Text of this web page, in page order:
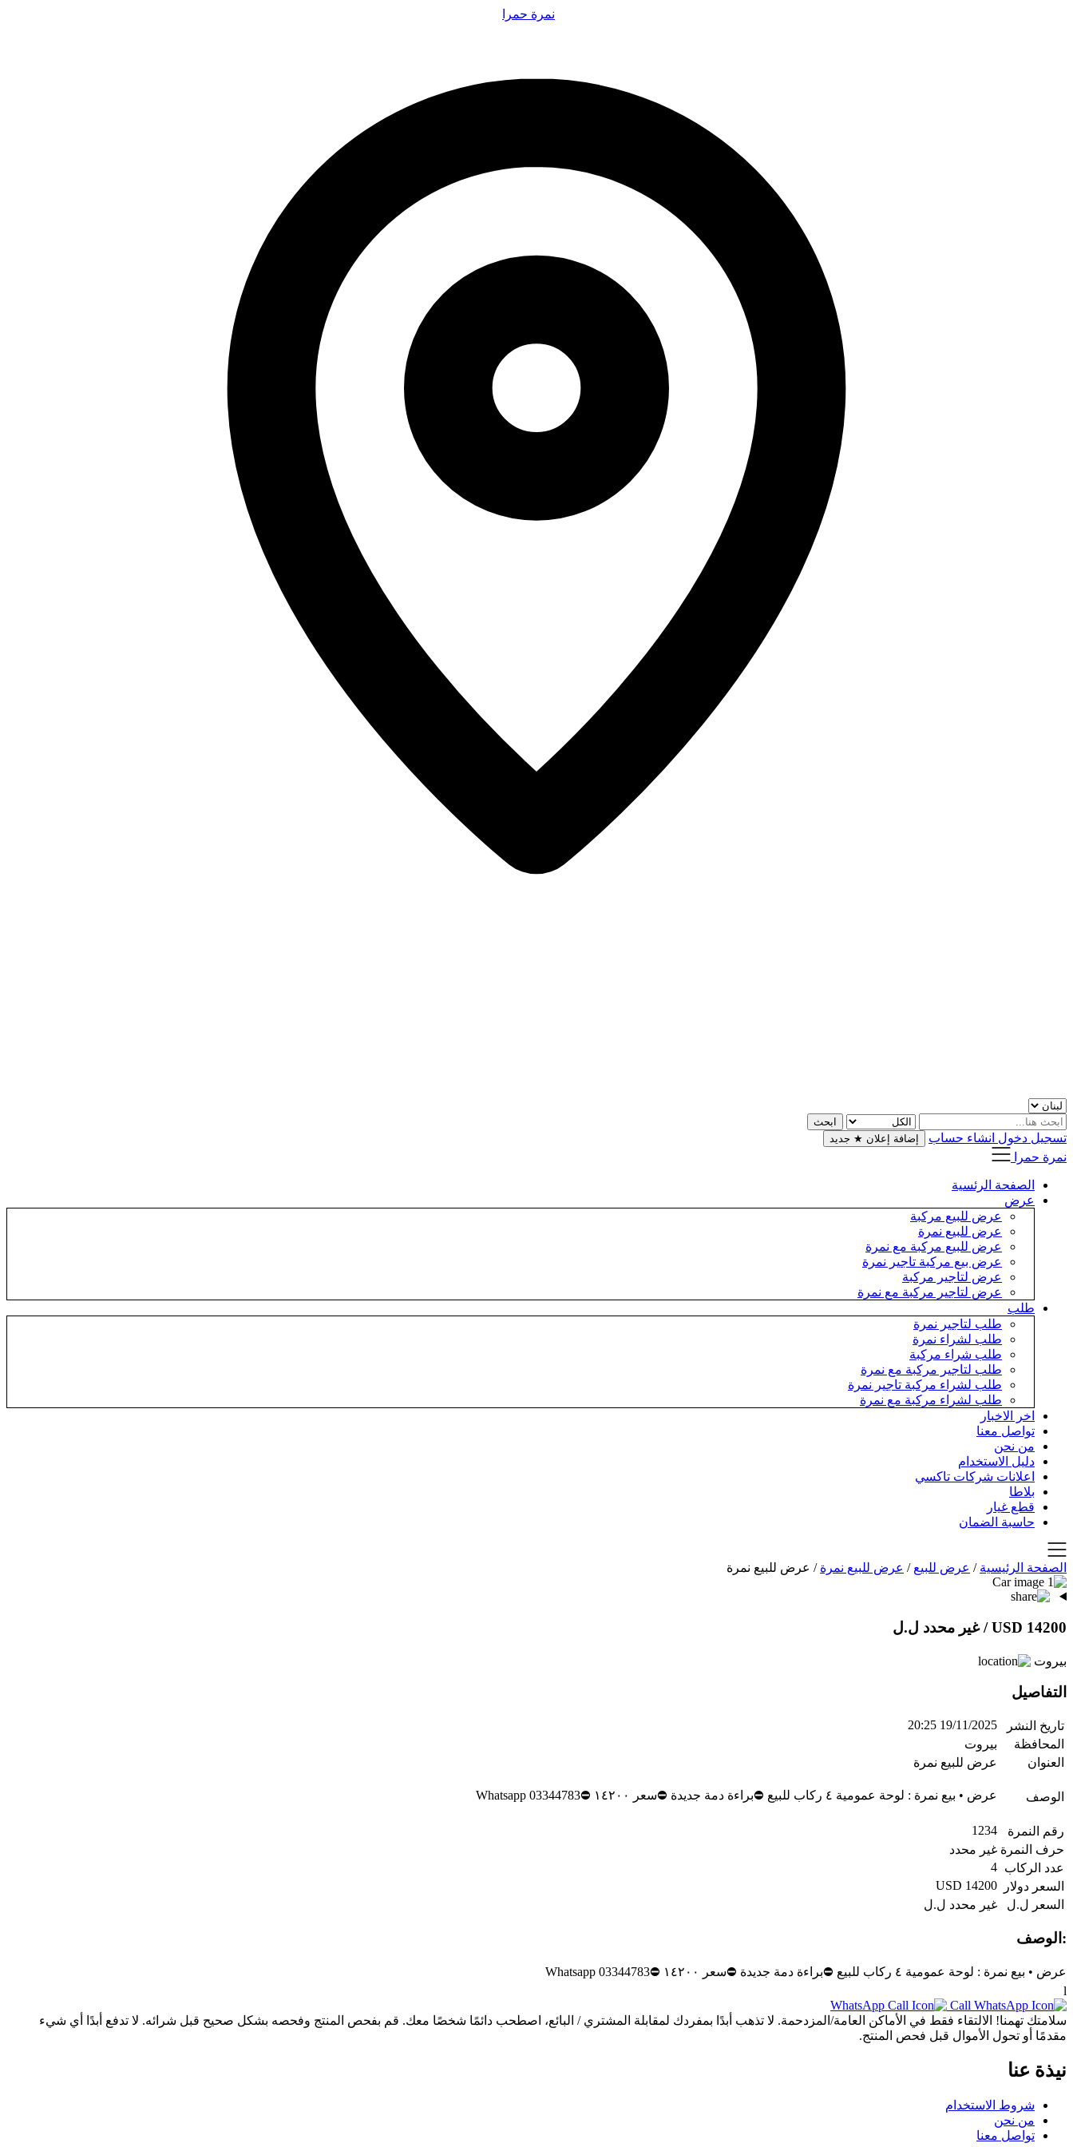
نمرة حمرا
تسجيل دخول انشاء حساب إضافة إعلان ★ جديد
نمرة حمرا
الصفحة الرئسية
عرض
عرض للبيع مركبة
عرض للبيع نمرة
عرض للبيع مركبة مع نمرة
عرض بيع مركبة تاجير نمرة
عرض لتاجير مركبة
عرض لتاجير مركبة مع نمرة
طلب
طلب لتاجير نمرة
طلب لشراء نمرة
طلب شراء مركبة
طلب لتاجير مركبة مع نمرة
طلب لشراء مركبة تاجير نمرة
طلب لشراء مركبة مع نمرة
اخر الاخبار
تواصل معنا
من نحن
دليل الاستخدام
اعلانات شركات تاكسي
بلاطا
قطع غيار
حاسبة الضمان
الصفحة الرئيسية / عرض للبيع / عرض للبيع نمرة / عرض للبيع نمرة
14200 USD / غير محدد ل.ل
بيروت
التفاصيل
تاريخ النشر
19/11/2025 20:25
المحافظة
بيروت
العنوان
عرض للبيع نمرة
الوصف عرض • بيع نمرة : لوحة عمومية ٤ ركاب للبيع ⛔️براءة دمة جديدة ⛔️سعر ١٤٢٠٠ ⛔️Whatsapp 03344783
رقم النمرة
1234
حرف النمرة غير محدد
عدد الركاب 4
السعر دولار
14200 USD
السعر ل.ل
غير محدد ل.ل
:الوصف
عرض • بيع نمرة : لوحة عمومية ٤ ركاب للبيع ⛔️براءة دمة جديدة ⛔️سعر ١٤٢٠٠ ⛔️Whatsapp 03344783
l
Call
سلامتك تهمنا! الالتقاء فقط في الأماكن العامة/المزدحمة. لا تذهب أبدًا بمفردك لمقابلة المشتري / البائع، اصطحب دائمًا شخصًا معك. قم بفحص المنتج وفحصه بشكل صحيح قبل شرائه. لا تدفع أبدًا أي شيء
مقدمًا أو تحول الأموال قبل فحص المنتج.
نيذة عنا
شروط الاستخدام
من نحن
تواصل معنا